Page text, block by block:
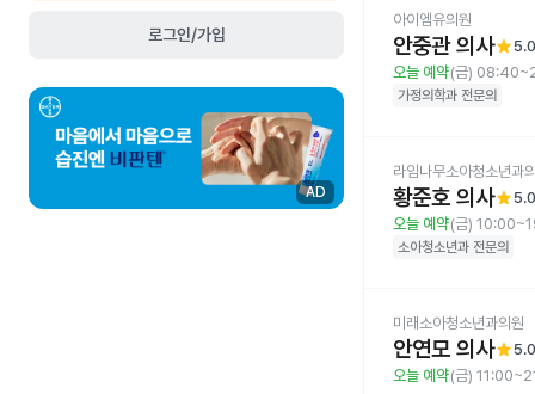
로그인/가입
AD
아이엠유의원
안중관 의사star5.0
오늘 예약(금)
가정의학과 전문의
라임나무소아청소년과
황준호 의사star5.0
오늘 예약(금)
소아청소년과 전문의
미래소아청소년과의원
안연모 의사star5.0
오늘 예약(금)